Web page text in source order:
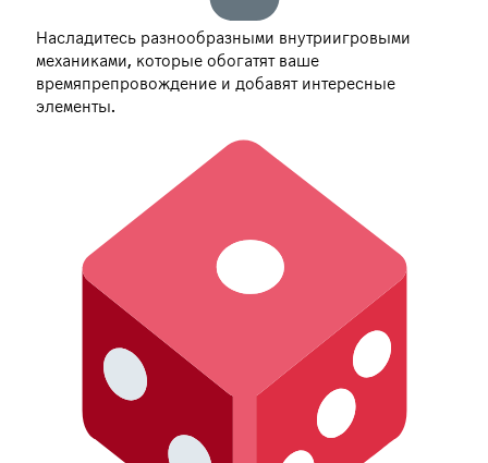
Насладитесь разнообразными внутриигровыми
механиками, которые обогатят ваше
времяпрепровождение и добавят интересные
элементы.